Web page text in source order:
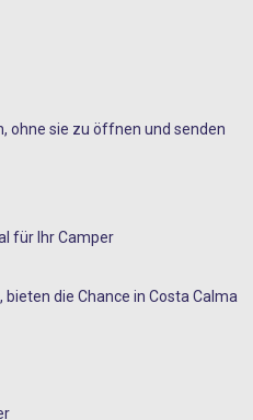
ohne sie zu öffnen und senden
für Ihr Camper
die Chance in Costa Calma